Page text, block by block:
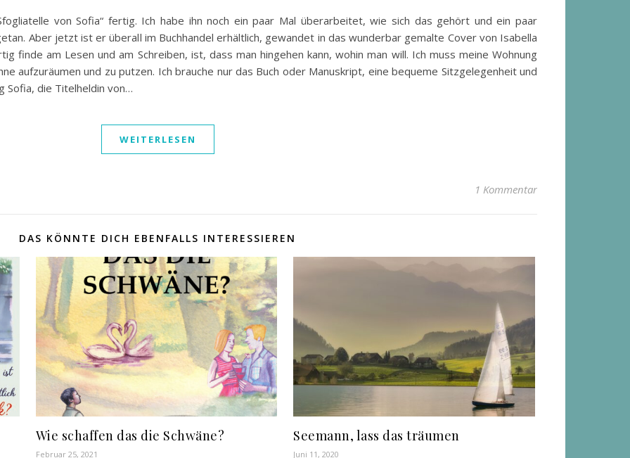
von Sofia“ fertig. Ich habe ihn noch ein paar Mal überarbeitet, wie sich das gehört und ein paar
Aber jetzt ist er überall im Buchhandel erhältlich, gewandet in das wunderbar gemalte Cover von Isabella
finde am Lesen und am Schreiben, ist, dass man hingehen kann, wohin man will. Ich muss meine Wohnung
aufzuräumen und zu putzen. Ich brauche nur das Buch oder Manuskript, eine bequeme Sitzgelegenheit und
Sofia, die Titelheldin von…
WEITERLESEN
1 Kommentar
DAS KÖNNTE DICH EBENFALLS INTERESSIEREN
Wie schaffen das die Schwäne?
Februar 25, 2021
Seemann, lass das träumen
Juni 11, 2020